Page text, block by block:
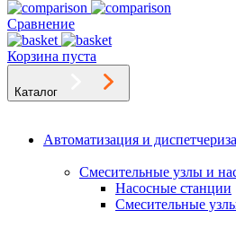
Сравнение
Корзина пуста
Каталог
Автоматизация и
Смесительные узлы и
Насосные станции
Смесительные